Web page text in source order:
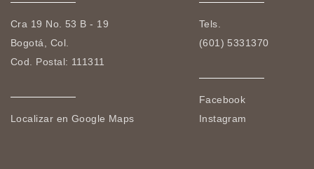
Cra 19 No. 53 B - 19
Bogotá, Col.
Cod. Postal: 111311
Localizar en Google Maps
Tels.
(601) 5331370
Facebook
Instagram